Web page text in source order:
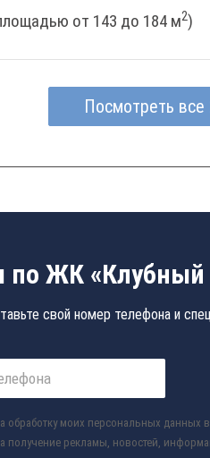
от 143 до 184 м2)
Посмотреть все
ЖК «Клубный
свой номер телефона и
обработку моих персональных данных в
получение рекламы, новостей,